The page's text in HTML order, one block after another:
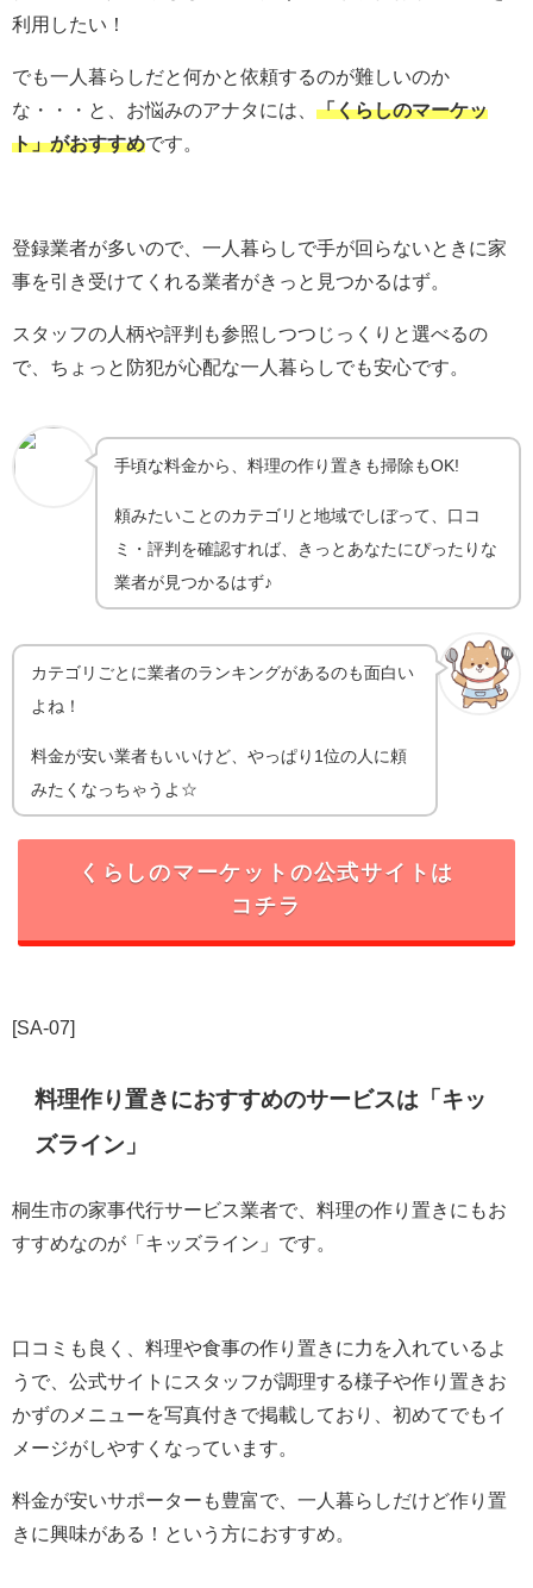
利用したい！
でも一人暮らしだと何かと依頼するのが難しいのか
な・・・と、お悩みのアナタには、 「くらしのマーケッ
ト」がおすすめです。
登録業者が多いので、一人暮らしで手が回らないときに家
事を引き受けてくれる業者がきっと見つかるはず。
スタッフの人柄や評判も参照しつつじっくりと選べるの
で、ちょっと防犯が心配な一人暮らしでも安心です。
手頃な料金から、料理の作り置きも掃除もOK!
頼みたいことのカテゴリと地域でしぼって、口コ
ミ・評判を確認すれば、きっとあなたにぴったりな
業者が見つかるはず♪
カテゴリごとに業者のランキングがあるのも面白い
よね！
料金が安い業者もいいけど、やっぱり1位の人に頼
みたくなっちゃうよ☆
くらしのマーケットの公式サイトは
コチラ
[SA-07]
料理作り置きにおすすめのサービスは「キッ
ズライン」
桐生市の家事代行サービス業者で、料理の作り置きにもお
すすめなのが「キッズライン」です。
口コミも良く、料理や食事の作り置きに力を入れているよ
うで、公式サイトにスタッフが調理する様子や作り置きお
かずのメニューを写真付きで掲載しており、初めてでもイ
メージがしやすくなっています。
料金が安いサポーターも豊富で、一人暮らしだけど作り置
きに興味がある！という方におすすめ。